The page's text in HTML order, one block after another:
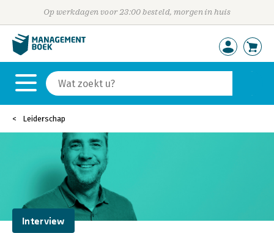
Op werkdagen voor 23:00 besteld, morgen in huis
Leiderschap
Interview